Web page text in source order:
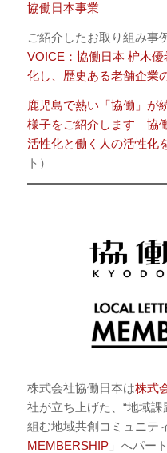
協働日本事業
ご紹介したお取り組み
VOICE：協働日本 枦木
化し、歴史ある老舗企業
鹿児島で熱い「協働」が
様子をご紹介します｜協
活性化と働く人の活性化
ト）
株式会社協働日本は株式
社が立ち上げた、“地域課
組む地域共創コミュニテ
MEMBERSHIP」へパー